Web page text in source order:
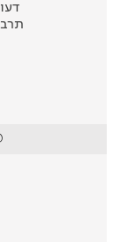
דעות
תרבות
©